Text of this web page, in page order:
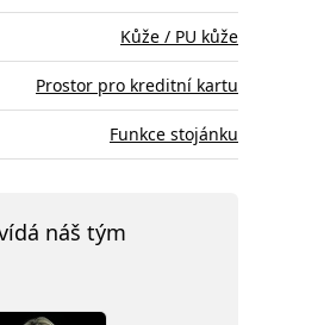
Kůže / PU kůže
Prostor pro kreditní kartu
Funkce stojánku
náš tým